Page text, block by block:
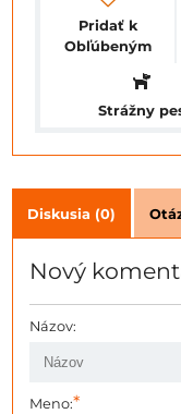
Pridať k
Obľúbeným
Strážny
Diskusia (0)
Nový
Názov:
Meno:*